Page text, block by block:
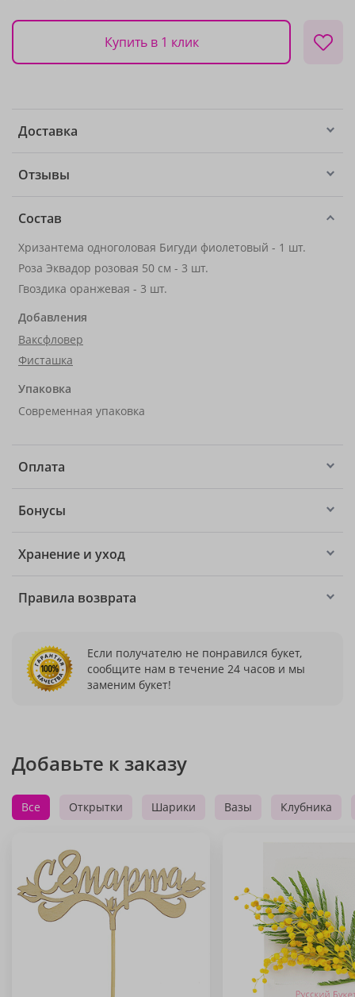
Купить в 1 клик
Доставка
Отзывы
Состав
Хризантема одноголовая Бигуди фиолетовый - 1 шт.
Роза Эквадор розовая 50 см - 3 шт.
Гвоздика оранжевая - 3 шт.
Добавления
Ваксфловер
Фисташка
Упаковка
Современная упаковка
Оплата
Бонусы
Хранение и уход
Правила возврата
Если получателю не понравился букет,
сообщите нам в течение 24 часов и мы
заменим букет!
Добавьте к заказу
Все Открытки Шарики Вазы Клубника